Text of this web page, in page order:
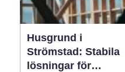
Husgrund i
Strömstad: Stabila
lösningar för